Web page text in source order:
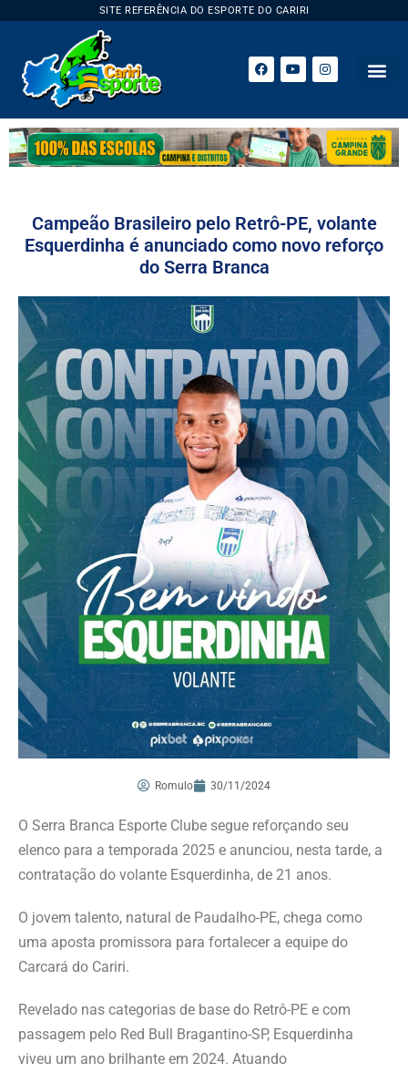
SITE REFERÊNCIA DO ESPORTE DO CARIRI
Campeão Brasileiro pelo Retrô-PE, volante
Esquerdinha é anunciado como novo reforço
do Serra Branca
Romulo 30/11/2024
O Serra Branca Esporte Clube segue reforçando seu
elenco para a temporada 2025 e anunciou, nesta tarde, a
contratação do volante Esquerdinha, de 21 anos.
O jovem talento, natural de Paudalho-PE, chega como
uma aposta promissora para fortalecer a equipe do
Carcará do Cariri.
Revelado nas categorias de base do Retrô-PE e com
passagem pelo Red Bull Bragantino-SP, Esquerdinha
viveu um ano brilhante em 2024. Atuando